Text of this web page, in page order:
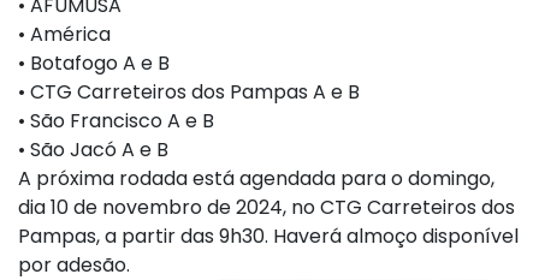
• América
• Botafogo A e B
• CTG Carreteiros dos Pampas A e B
• São Francisco A e B
• São Jacó A e B
A próxima rodada está agendada para o domingo,
dia 10 de novembro de 2024, no CTG Carreteiros dos
Pampas, a partir das 9h30. Haverá almoço disponível
por adesão.